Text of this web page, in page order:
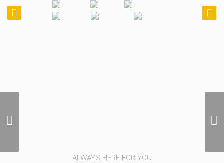
ALWAYS HERE FOR YOU